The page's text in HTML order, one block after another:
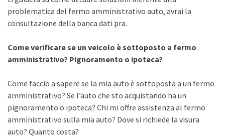
problematica del fermo amministrativo auto, avrai la
consultazione della banca dati pra.
Come verificare se un veicolo è sottoposto a fermo
amministrativo? Pignoramento o ipoteca?
Come faccio a sapere se la mia auto è sottoposta a un fermo
amministrativo? Se l’auto che sto acquistando ha un
pignoramento o ipoteca? Chi mi offre assistenza al fermo
amministrativo sulla mia auto? Dove si richiede la visura
auto? Quanto costa?